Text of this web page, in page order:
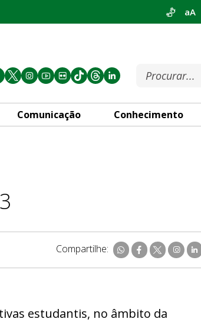
aA
Comunicação Conhecimento
Compartilhe:
estudantis, no âmbito da